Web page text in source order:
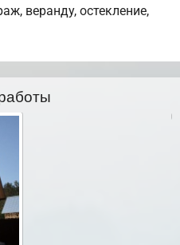
веранду, остекление,